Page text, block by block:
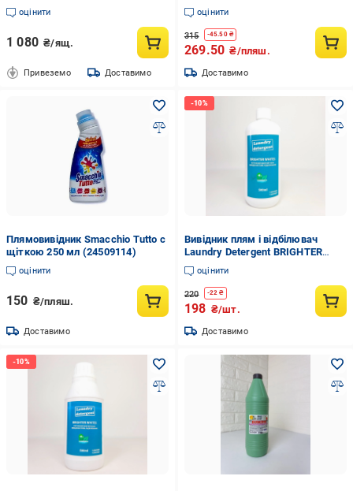
оцінити
1 080 ₴/ящ.
Привеземо Доставимо
оцінити
315 -45.50₴
269.50 ₴/пляш.
Доставимо
Плямовивідник Smacchio Tutto c
щіткою 250 мл (24509114)
оцінити
150 ₴/пляш.
Доставимо
Вивідник плям і відбілювач
Laundry Detergent BRIGHTER
WHITES для ручного та
машинного прання 500 мл (X-
2135)
оцінити
220 -22 ₴
198 ₴/шт.
Доставимо